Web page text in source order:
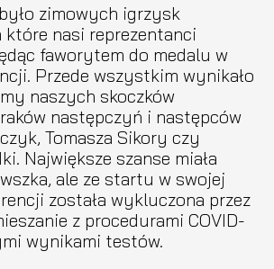
zimowych igrzysk
nasi reprezentanci
faworytem do medalu w
Przede wszystkim wynikało
naszych skoczków
następczyń i następców
Tomasza Sikory czy
Największe szanse miała
ale ze startu w swojej
została wykluczona przez
z procedurami COVID-
wynikami testów.